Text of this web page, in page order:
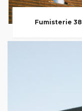
Fumisterie 38